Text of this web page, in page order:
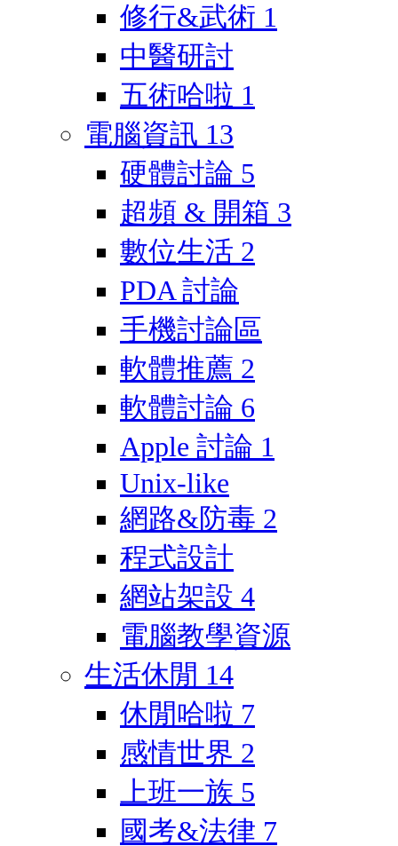
修行&武術 1
中醫研討
五術哈啦 1
電腦資訊 13
硬體討論 5
超頻 & 開箱 3
數位生活 2
PDA 討論
手機討論區
軟體推薦 2
軟體討論 6
Apple 討論 1
Unix-like
網路&防毒 2
程式設計
網站架設 4
電腦教學資源
生活休閒 14
休閒哈啦 7
感情世界 2
上班一族 5
國考&法律 7